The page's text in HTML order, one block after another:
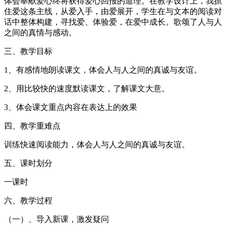
住爱这条主线，从爱入手，由爱展开，学生在与文本的阅读对
话中整体构建，寻找爱、体验爱，在爱中成长。歌颂了人与人
之间的真情与感动。
三、教学目标
1、有感情地朗读课文，体会人与人之间的真诚与友谊。
2、用比较快的速度默读课文，了解课文大意。
3、体会课文重点内容在表达上的效果
四、教学重难点
训练快速阅读能力，体会人与人之间的真诚与友谊。
五、课时划分
一课时
六、教学过程
（一）、导入新课，激发疑问